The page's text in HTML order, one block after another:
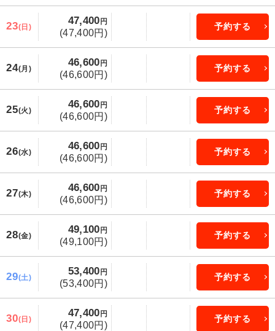
23(日)
47,400 円
(47,400円)
予約する
24(月)
46,600 円
(46,600円)
予約する
25(火)
46,600 円
(46,600円)
予約する
26(水)
46,600 円
(46,600円)
予約する
27(木)
46,600 円
(46,600円)
予約する
28(金)
49,100 円
(49,100円)
予約する
29(土)
53,400 円
(53,400円)
予約する
30(日)
47,400 円
(47,400円)
予約する